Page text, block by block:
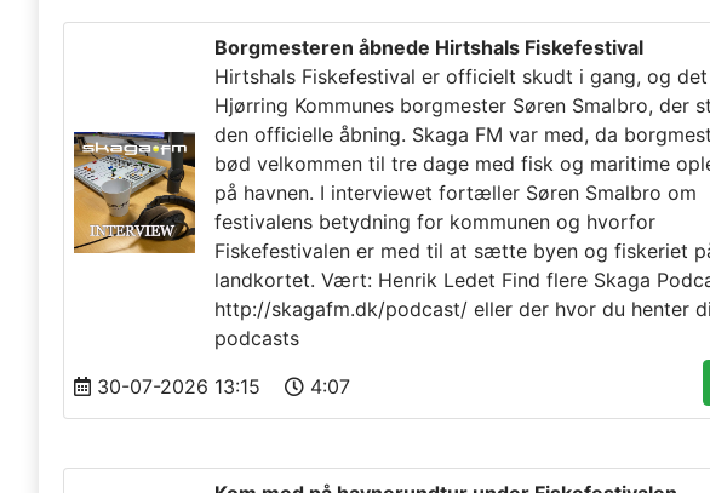
Borgmesteren åbnede Hirtshals Fiskefestival
Hirtshals Fiskefestival er officielt skudt i gang, og
Hjørring Kommunes borgmester Søren Smalbro, der
den officielle åbning. Skaga FM var med, da
bød velkommen til tre dage med fisk og maritime
på havnen. I interviewet fortæller Søren Smalbro om
festivalens betydning for kommunen og hvorfor
Fiskefestivalen er med til at sætte byen og fiskeriet
landkortet. Vært: Henrik Ledet Find flere Skaga
http://skagafm.dk/podcast/ eller der hvor du henter
podcasts
30-07-2026 13:15 4:07